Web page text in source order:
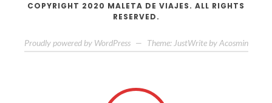
COPYRIGHT 2020 MALETA DE VIAJES. ALL RIGHTS
RESERVED.
Proudly powered by WordPress — Theme: JustWrite by Acosmin